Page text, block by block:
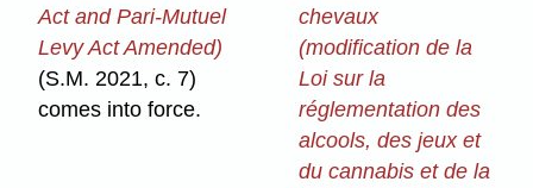
Act and Pari-Mutuel
Levy Act Amended)
(S.M. 2021, c. 7)
comes into force.
chevaux
(modification de la
Loi sur la
réglementation des
alcools, des jeux et
du cannabis et de la